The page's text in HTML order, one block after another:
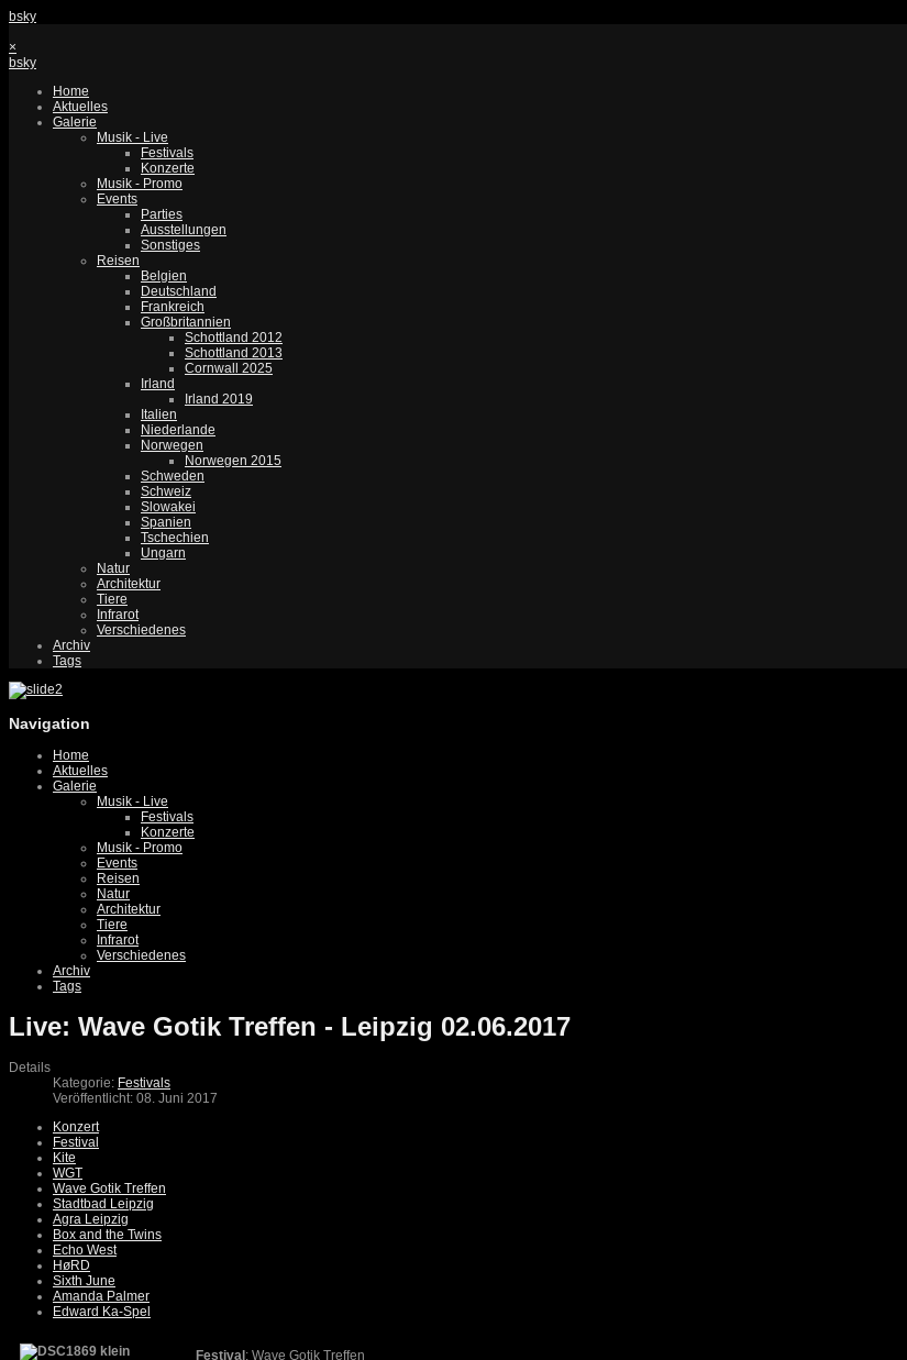
bsky
×
bsky
Home
Aktuelles
Galerie
Musik - Live
Festivals
Konzerte
Musik - Promo
Events
Parties
Ausstellungen
Sonstiges
Reisen
Belgien
Deutschland
Frankreich
Großbritannien
Schottland 2012
Schottland 2013
Cornwall 2025
Irland
Irland 2019
Italien
Niederlande
Norwegen
Norwegen 2015
Schweden
Schweiz
Slowakei
Spanien
Tschechien
Ungarn
Natur
Architektur
Tiere
Infrarot
Verschiedenes
Archiv
Tags
Navigation
Home
Aktuelles
Galerie
Musik - Live
Festivals
Konzerte
Musik - Promo
Events
Reisen
Natur
Architektur
Tiere
Infrarot
Verschiedenes
Archiv
Tags
Live: Wave Gotik Treffen - Leipzig 02.06.2017
Details
Kategorie: Festivals
Veröffentlicht: 08. Juni 2017
Konzert
Festival
Kite
WGT
Wave Gotik Treffen
Stadtbad Leipzig
Agra Leipzig
Box and the Twins
Echo West
HøRD
Sixth June
Amanda Palmer
Edward Ka-Spel
Festival : Wave Gotik Treffen